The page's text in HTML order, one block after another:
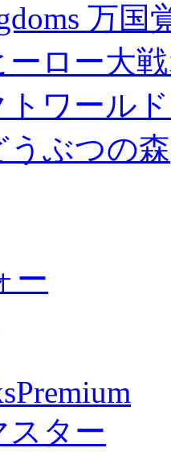
万
ーロー大
ワール
ぶつの森
ー
スター